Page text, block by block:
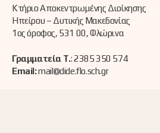
Κτήριο Αποκεντρωμένης Διοίκησης
Ηπείρου – Δυτικής Μακεδονίας
1ος όροφος, 531 00, Φλώρινα
Γραμματεία Τ.: 2385 350 574
Email:mail@dide.flo.sch.gr